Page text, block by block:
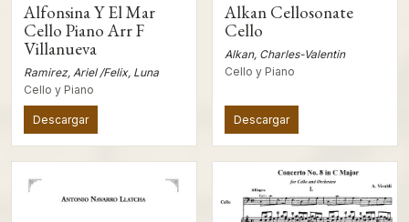
Alfonsina Y El Mar
Cello Piano Arr F
Villanueva
Ramirez, Ariel /Felix, Luna
Cello y Piano
Descargar
Alkan Cellosonate
Cello
Alkan, Charles-Valentin
Cello y Piano
Descargar